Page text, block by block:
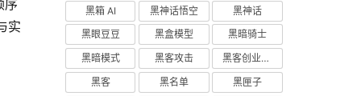
序
实
黑箱 AI
黑神话悟空
黑神话
黑眼豆豆
黑盒模型
黑暗骑士
黑暗模式
黑客攻击
黑客创业主义
黑客
黑名单
黑匣子